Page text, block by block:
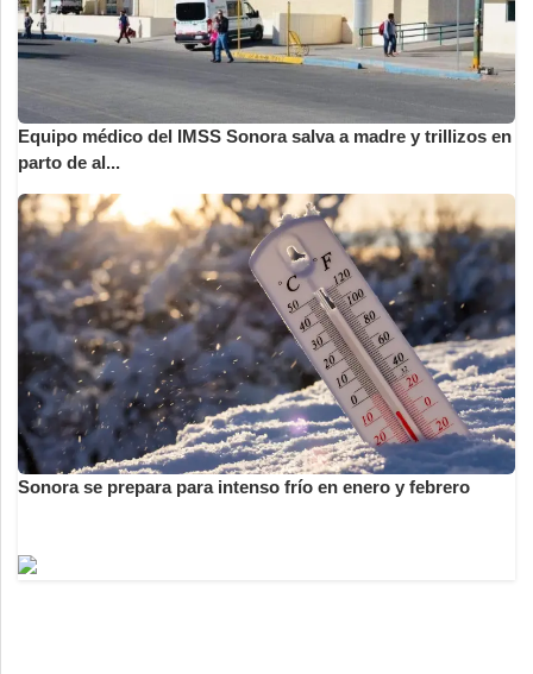
Equipo médico del IMSS Sonora salva a madre y trillizos en
parto de al...
Sonora se prepara para intenso frío en enero y febrero